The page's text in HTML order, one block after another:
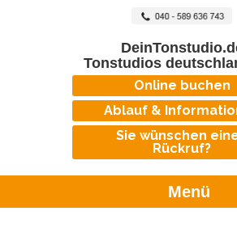
Tonstudios
Online buchen
Ablauf &
Sie wünschen
Rückruf?
Menü